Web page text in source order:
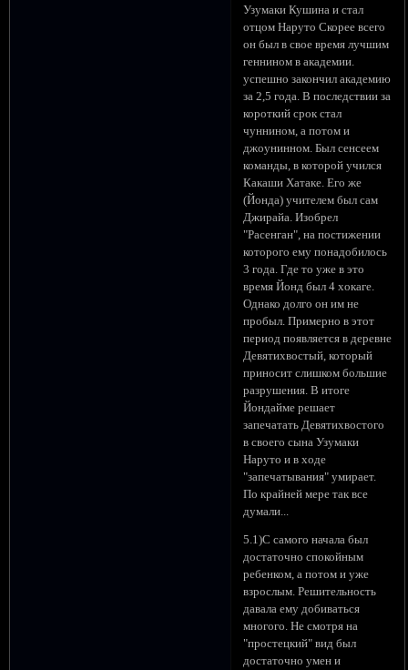
Узумаки Кушина и стал
отцом Наруто Скорее всего
он был в свое время лучшим
геннином в академии.
успешно закончил академию
за 2,5 года. В последствии за
короткий срок стал
чуннином, а потом и
джоунинном. Был сенсеем
команды, в которой учился
Какаши Хатаке. Его же
(Йонда) учителем был сам
Джирайа. Изобрел
"Расенган", на постижении
которого ему понадобилось
3 года. Где то уже в это
время Йонд был 4 хокаге.
Однако долго он им не
пробыл. Примерно в этот
период появляется в деревне
Девятихвостый, который
приносит слишком большие
разрушения. В итоге
Йондайме решает
запечатать Девятихвостого
в своего сына Узумаки
Наруто и в ходе
"запечатывания" умирает.
По крайней мере так все
думали...
5.1)С самого начала был
достаточно спокойным
ребенком, а потом и уже
взрослым. Решительность
давала ему добиваться
многого. Не смотря на
"простецкий" вид был
достаточно умен и